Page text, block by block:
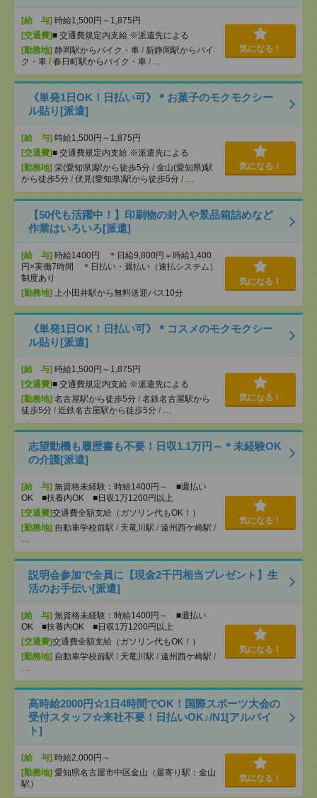
[給 与] 時給1,500円～1,875円
[交通費]■ 交通費規定内支給 ※派遣先による
[勤務地] 静岡駅からバイク・車 / 新静岡駅からバイ
ク・車 / 春日町駅からバイク・車 / …
気になる！
《単発1日OK！日払い可》＊お菓子のモクモクシー
ル貼り[派遣]
[給 与] 時給1,500円～1,875円
[交通費]■ 交通費規定内支給 ※派遣先による
[勤務地] 栄(愛知県)駅から徒歩5分 / 金山(愛知県)駅
から徒歩5分 / 伏見(愛知県)駅から徒歩5分 / …
気になる！
【50代も活躍中！】印刷物の封入や景品箱詰めなど
作業はいろいろ[派遣]
[給 与] 時給1400円 ＊日給9,800円＝時給1,400
円×実働7時間 ＊日払い・週払い（速払システム）
制度あり
[勤務地] 上小田井駅から無料送迎バス10分
気になる！
《単発1日OK！日払い可》＊コスメのモクモクシー
ル貼り[派遣]
[給 与] 時給1,500円～1,875円
[交通費]■ 交通費規定内支給 ※派遣先による
[勤務地] 名古屋駅から徒歩5分 / 名鉄名古屋駅から
徒歩5分 / 近鉄名古屋駅から徒歩5分 / …
気になる！
志望動機も履歴書も不要！日収1.1万円～＊未経験OK
の介護[派遣]
[給 与] 無資格未経験：時給1400円～ ■週払い
OK ■扶養内OK ■日収1万1200円以上
[交通費]交通費全額支給（ガソリン代もOK！）
[勤務地] 自動車学校前駅 / 天竜川駅 / 遠州西ケ崎駅 /
…
気になる！
説明会参加で全員に【現金2千円相当プレゼント】生
活のお手伝い[派遣]
[給 与] 無資格未経験：時給1400円～ ■週払い
OK ■扶養内OK ■日収1万1200円以上
[交通費]交通費全額支給（ガソリン代もOK！）
[勤務地] 自動車学校前駅 / 天竜川駅 / 遠州西ケ崎駅 /
…
気になる！
高時給2000円☆1日4時間でOK！国際スポーツ大会の
受付スタッフ☆来社不要！日払いOK♪/N1[アルバイ
ト]
[給 与] 時給2,000円～
[勤務地] 愛知県名古屋市中区金山（最寄り駅：金山
駅）
気になる！